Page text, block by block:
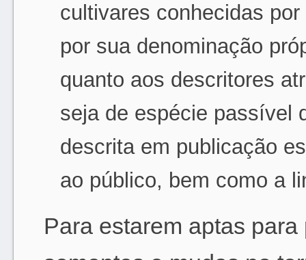
cultivares conhecidas
por sua denominação
quanto aos descritores
seja de espécie passível
descrita em publicação
ao público, bem como a
Para estarem aptas